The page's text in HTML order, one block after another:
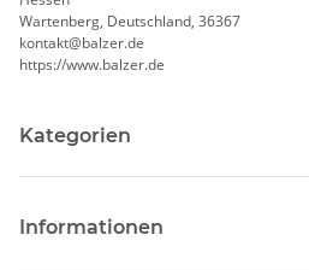
Wartenberg, Deutschland, 36367
kontakt@balzer.de
https://www.balzer.de
Kategorien
Informationen